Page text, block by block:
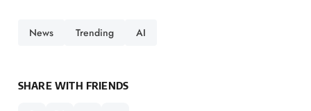
News Trending AI
SHARE WITH FRIENDS